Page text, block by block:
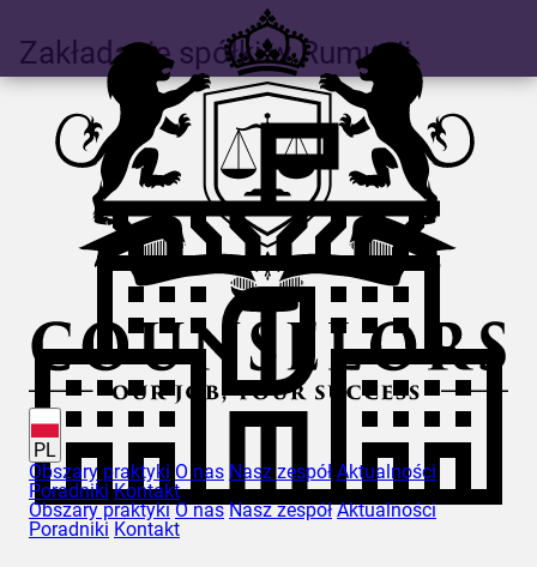
PL
Obszary praktyki O nas Nasz zespół Aktualności
Poradniki Kontakt
Obszary praktyki O nas Nasz zespół Aktualności
Poradniki Kontakt
Zakładanie spółki w Rumunii